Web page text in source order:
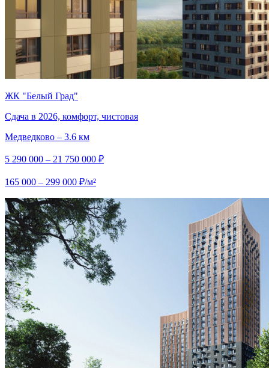
ЖК "Белый Град"
Сдача в 2026, комфорт, чистовая
Медведково – 3.6 км
5 290 000 – 21 750 000 ₽
165 000 – 299 000 ₽/м²